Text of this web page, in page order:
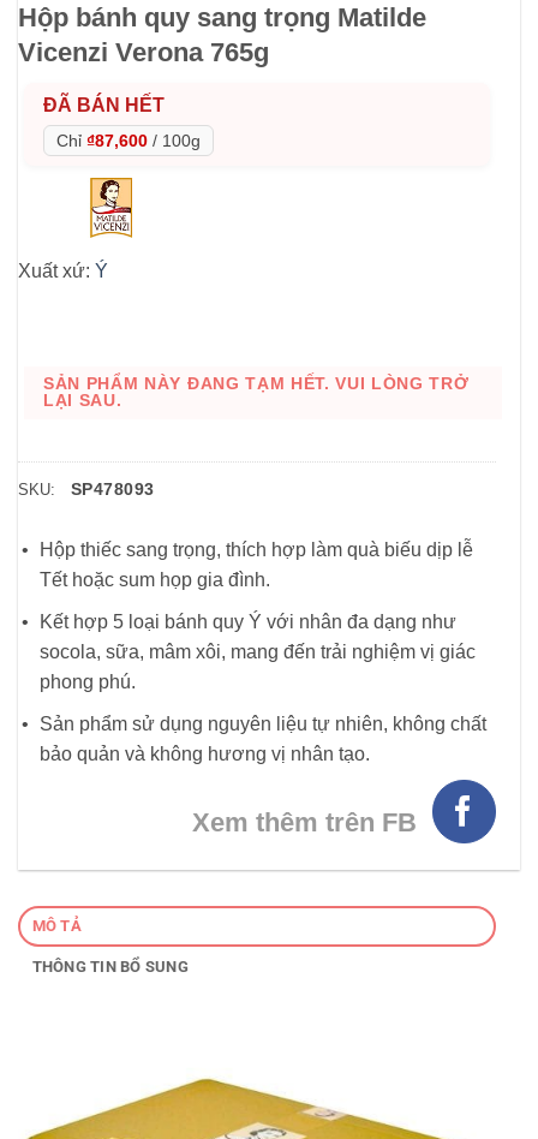
Hộp bánh quy sang trọng Matilde
Vicenzi Verona 765g
ĐÃ BÁN HẾT
Chỉ ₫87,600 / 100g
Xuất xứ: Ý
SẢN PHẨM NÀY ĐANG TẠM HẾT. VUI LÒNG TRỞ
LẠI SAU.
SKU: SP478093
Hộp thiếc sang trọng, thích hợp làm quà biếu dịp lễ
Tết hoặc sum họp gia đình.
Kết hợp 5 loại bánh quy Ý với nhân đa dạng như
socola, sữa, mâm xôi, mang đến trải nghiệm vị giác
phong phú.
Sản phẩm sử dụng nguyên liệu tự nhiên, không chất
bảo quản và không hương vị nhân tạo.
Xem thêm trên FB
MÔ TẢ
THÔNG TIN BỔ SUNG